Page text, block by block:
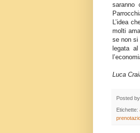
saranno
L’idea
molti
se non si
legata
Luca
Posted by
Etichette: